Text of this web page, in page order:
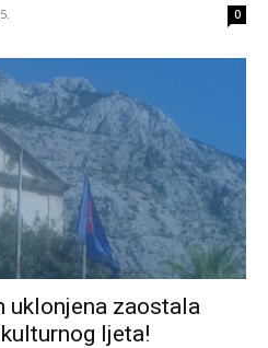
0
uklonjena zaostala
ljeta!